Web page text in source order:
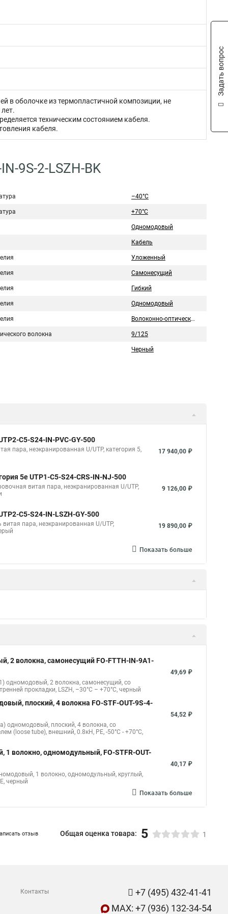
в оболочке из термопластичной композиции, не
техническим состоянием кабеля.
кабеля.
9S-2-LSZH-BK
–40°C
+70°C
Одномодовый
Кабель
Уложенный
Самонесущий
Гибкий
Одномодовый
Волоконно-оптический
волокна 9/125
Черный
C5-S24-IN-PVC-GY-500
пара, неэкранированная U/UTP, категория 5, 17 940,00 ₽
5e UTP1-C5-S24-CRS-IN-NJ-500
витая пара, неэкранированная U/UTP,
9 126,00 ₽
C5-S24-IN-LSZH-GY-500
витая пара, неэкранированная U/UTP,
19 890,00 ₽
Показать больше
57,33 ₽
2 волокна, duplex FO-D3-IN-62-2-LSZH-BK
2 волокна, duplex, zip-cord, плотное
волокна, duplex FO-D2-IN-62-2-LSZH-BK
2 волокна, duplex, zip-cord, плотное
2 волокна, самонесущий FO-FTTH-IN-9A1-
прокладки, LSZH, –30°C – +70°C, черный
54,52 ₽
1 волокно, одномодульный, круглый,
Показать больше
Задать вопрос